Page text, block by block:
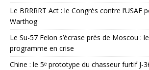
Le BRRRRT Act : le Congrès contre l’USAF
Warthog
Le Su-57 Felon s’écrase près de Moscou :
programme en crise
Chine : le 5ᵉ prototype du chasseur furtif J-